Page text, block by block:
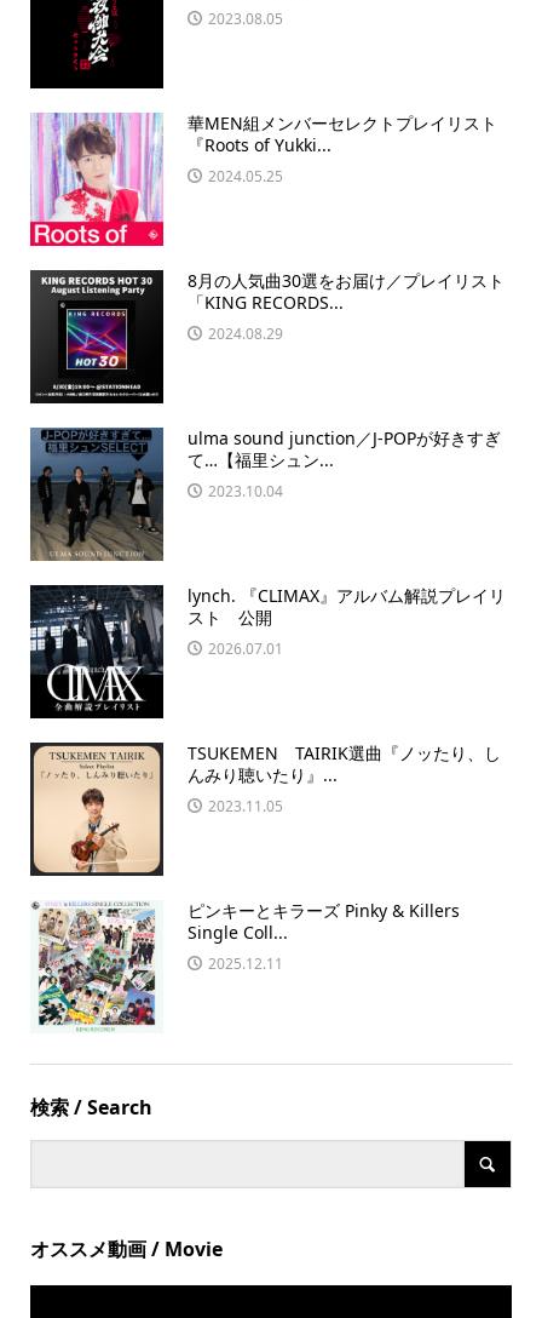
2023.08.05
華MEN組メンバーセレクトプレイリスト
『Roots of Yukki...
2024.05.25
8月の人気曲30選をお届け／プレイリスト
「KING RECORDS...
2024.08.29
ulma sound junction／J-POPが好きすぎ
て…【福里シュン...
2023.10.04
lynch. 『CLIMAX』アルバム解説プレイリ
スト 公開
2026.07.01
TSUKEMEN TAIRIK選曲『ノッたり、し
んみり聴いたり』...
2023.11.05
ピンキーとキラーズ Pinky & Killers
Single Coll...
2025.12.11
検索 / Search
オススメ動画 / Movie